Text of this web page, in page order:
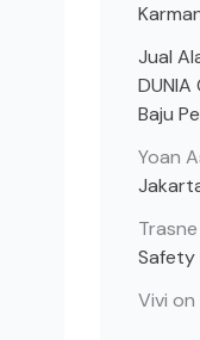
Jual
DUNIA
Baju
Yoan
Safety
Vivi on